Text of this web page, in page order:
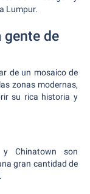
Lumpur.
gente de
de un mosaico de
zonas modernas,
su rica historia y
Chinatown son
gran cantidad de